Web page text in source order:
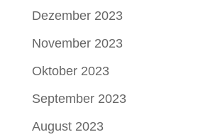
Dezember 2023
November 2023
Oktober 2023
September 2023
August 2023